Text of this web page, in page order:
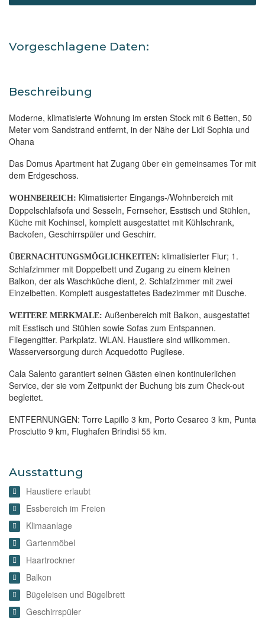
Vorgeschlagene Daten:
Beschreibung
Moderne, klimatisierte Wohnung im ersten Stock mit 6 Betten, 50
Meter vom Sandstrand entfernt, in der Nähe der Lidi Sophia und
Ohana
Das Domus Apartment hat Zugang über ein gemeinsames Tor mit
dem Erdgeschoss.
WOHNBEREICH: Klimatisierter Eingangs-/Wohnbereich mit
Doppelschlafsofa und Sesseln, Fernseher, Esstisch und Stühlen,
Küche mit Kochinsel, komplett ausgestattet mit Kühlschrank,
Backofen, Geschirrspüler und Geschirr.
ÜBERNACHTUNGSMÖGLICHKEITEN: klimatisierter Flur; 1.
Schlafzimmer mit Doppelbett und Zugang zu einem kleinen
Balkon, der als Waschküche dient, 2. Schlafzimmer mit zwei
Einzelbetten. Komplett ausgestattetes Badezimmer mit Dusche.
WEITERE MERKMALE: Außenbereich mit Balkon, ausgestattet
mit Esstisch und Stühlen sowie Sofas zum Entspannen.
Fliegengitter. Parkplatz. WLAN. Haustiere sind willkommen.
Wasserversorgung durch Acquedotto Pugliese.
Cala Salento garantiert seinen Gästen einen kontinuierlichen
Service, der sie vom Zeitpunkt der Buchung bis zum Check-out
begleitet.
ENTFERNUNGEN: Torre Lapillo 3 km, Porto Cesareo 3 km, Punta
Prosciutto 9 km, Flughafen Brindisi 55 km.
Ausstattung
Haustiere erlaubt
Essbereich im Freien
Klimaanlage
Gartenmöbel
Haartrockner
Balkon
Bügeleisen und Bügelbrett
Geschirrspüler